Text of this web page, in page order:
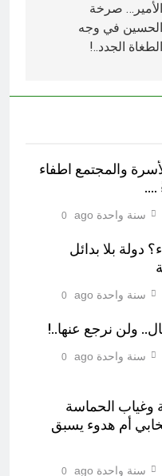
الأمير… صرخة
الحسين في وجه
الطغاة الجدد..!
والمجتمع اطفاء
سنة واحدة ago 0
دولة بلا بدائل
سنة واحدة ago 0
ولن نرجع عنها..!
سنة واحدة ago 0
وغياب الحماسة
أم هدوء يسبق
سنة واحدة ago 0